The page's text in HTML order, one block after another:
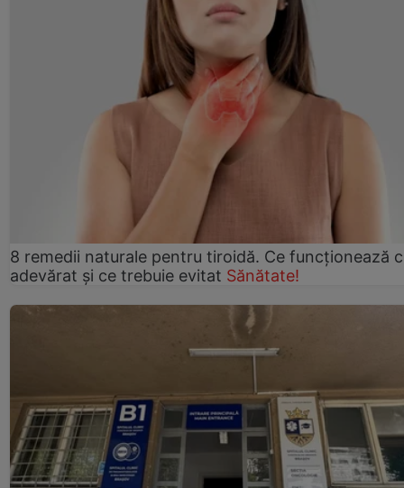
8 remedii naturale pentru tiroidă. Ce funcționează
adevărat și ce trebuie evitat Sănătate!